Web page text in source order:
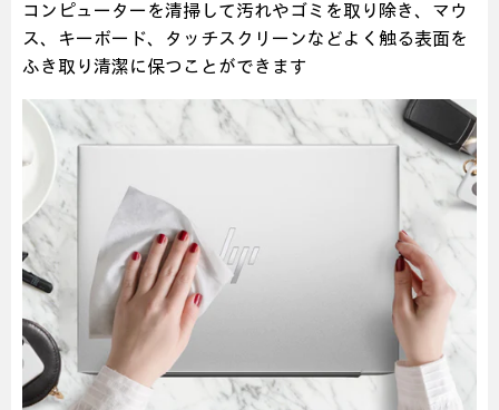
コンピューターを清掃して汚れやゴミを取り除き、マウ
ス、キーボード、タッチスクリーンなどよく触る表面を
ふき取り清潔に保つことができます